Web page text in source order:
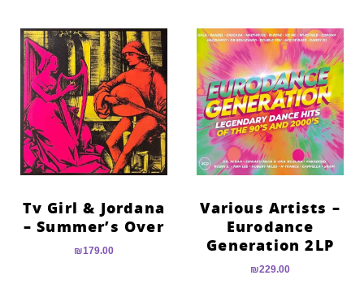
Various Artists –
Eurodance
Generation 2LP
₪229.00
Tv Girl & Jordana
– Summer’s Over
₪179.00